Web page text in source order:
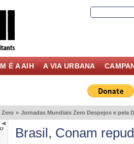
É A AIH A VIA URBANA
Zero » Jornadas Mundiais Zero Despejos e pela
Brasil, Conam